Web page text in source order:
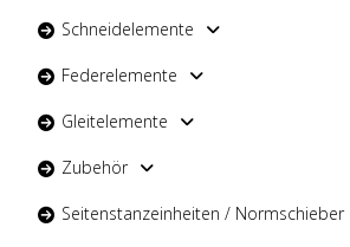
Schneidelemente
Federelemente
Gleitelemente
Zubehör
Seitenstanzeinheiten / Normschieber